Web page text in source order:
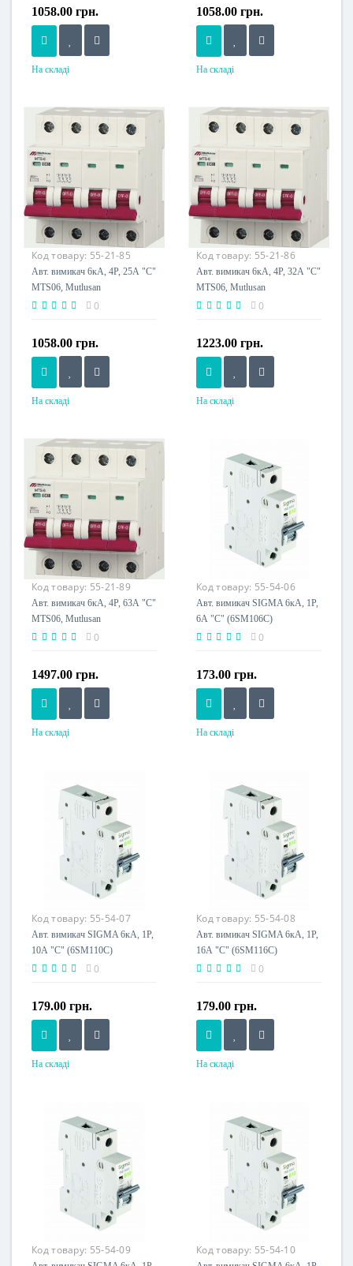
1058.00 грн.
На складі
Напруга живлення
230 V
1058.00 грн.
На складі
Напруга живлення
230 V
Код товару: 55-21-85
Авт. вимикач 6кА, 4Р, 25А "С"
MTS06, Mutlusan
0
1058.00 грн.
На складі
Напруга живлення
230 V
Код товару: 55-21-86
Авт. вимикач 6кА, 4Р, 32А "С"
MTS06, Mutlusan
0
1223.00 грн.
На складі
Напруга живлення
Код товару: 55-21-89
Авт. вимикач 6кА, 4Р, 63А "С"
MTS06, Mutlusan
0
1497.00 грн.
На складі
Напруга живлення
Код товару: 55-54-06
Авт. вимикач SIGMA 6кА, 1Р,
6А "С" (6SM106C)
0
173.00 грн.
На складі
Напруга живлення
Код товару: 55-54-07
Авт. вимикач SIGMA 6кА, 1Р,
10А "С" (6SM110C)
0
179.00 грн.
На складі
Напруга живлення
Код товару: 55-54-08
Авт. вимикач SIGMA 6кА, 1Р,
16А "С" (6SM116C)
0
179.00 грн.
На складі
Напруга живлення
Код товару: 55-54-09 Код товару: 55-54-10